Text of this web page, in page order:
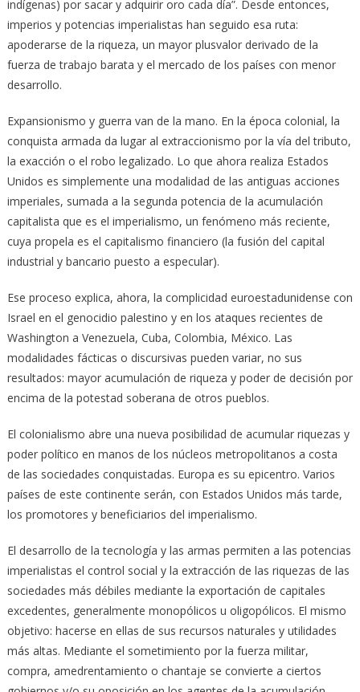
indígenas) por sacar y adquirir oro cada día”. Desde entonces,
imperios y potencias imperialistas han seguido esa ruta:
apoderarse de la riqueza, un mayor plusvalor derivado de la
fuerza de trabajo barata y el mercado de los países con menor
desarrollo.
Expansionismo y guerra van de la mano. En la época colonial, la
conquista armada da lugar al extraccionismo por la vía del tributo,
la exacción o el robo legalizado. Lo que ahora realiza Estados
Unidos es simplemente una modalidad de las antiguas acciones
imperiales, sumada a la segunda potencia de la acumulación
capitalista que es el imperialismo, un fenómeno más reciente,
cuya propela es el capitalismo financiero (la fusión del capital
industrial y bancario puesto a especular).
Ese proceso explica, ahora, la complicidad euroestadunidense con
Israel en el genocidio palestino y en los ataques recientes de
Washington a Venezuela, Cuba, Colombia, México. Las
modalidades fácticas o discursivas pueden variar, no sus
resultados: mayor acumulación de riqueza y poder de decisión por
encima de la potestad soberana de otros pueblos.
El colonialismo abre una nueva posibilidad de acumular riquezas y
poder político en manos de los núcleos metropolitanos a costa
de las sociedades conquistadas. Europa es su epicentro. Varios
países de este continente serán, con Estados Unidos más tarde,
los promotores y beneficiarios del imperialismo.
El desarrollo de la tecnología y las armas permiten a las potencias
imperialistas el control social y la extracción de las riquezas de las
sociedades más débiles mediante la exportación de capitales
excedentes, generalmente monopólicos u oligopólicos. El mismo
objetivo: hacerse en ellas de sus recursos naturales y utilidades
más altas. Mediante el sometimiento por la fuerza militar,
compra, amedrentamiento o chantaje se convierte a ciertos